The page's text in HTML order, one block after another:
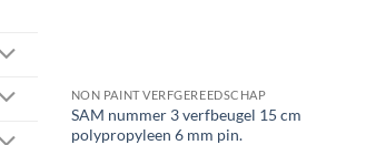
NON PAINT VERFGEREEDSCHAP
SAM nummer 3 verfbeugel 15 cm
polypropyleen 6 mm pin.